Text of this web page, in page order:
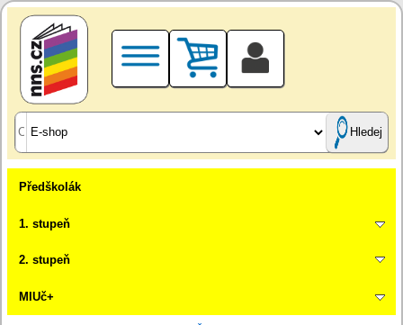
Hledej
Předškolák
1. stupeň
2. stupeň
MIUč+